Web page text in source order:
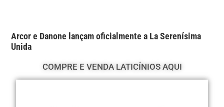
Arcor e Danone lançam oficialmente a La Serenísima
Unida
COMPRE E VENDA LATICÍNIOS AQUI